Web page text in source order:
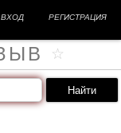
ВХОД РЕГИСТРАЦИЯ